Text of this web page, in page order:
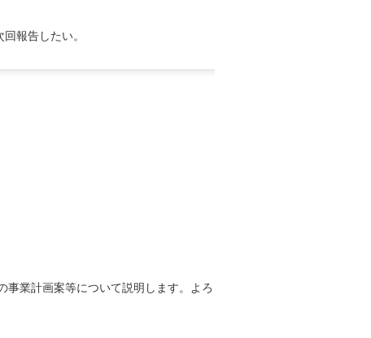
報告したい。
事業計画案等について説明します。よろ